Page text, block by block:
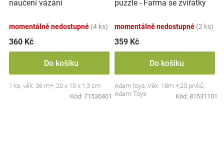
naučení vázání
momentálně nedostupné (4 ks)
360 Kč
Do košíku
1 ks, věk: 36 m+, 20 x 10 x 1,3 cm
Kód: 71530401
puzzle - Farma se zvířátky
momentálně nedostupné (2 ks)
359 Kč
Do košíku
Adam toys, Věk: 18m +,23 prvků,
Adam Toys
Kód: 81531101